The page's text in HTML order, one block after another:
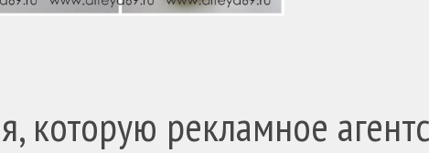
которую рекламное